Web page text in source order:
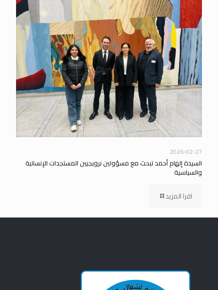
2026-02-27
السيدة إلهام أحمد تبحث مع مسؤولين نرويجيين المستجدات الإنسانية
والسياسية
اقرا المزيد